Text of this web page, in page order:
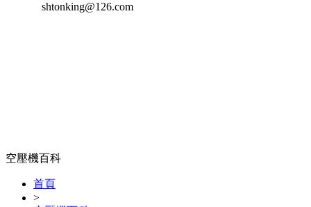
shtonking@126.com
空壓機百科
首頁
>